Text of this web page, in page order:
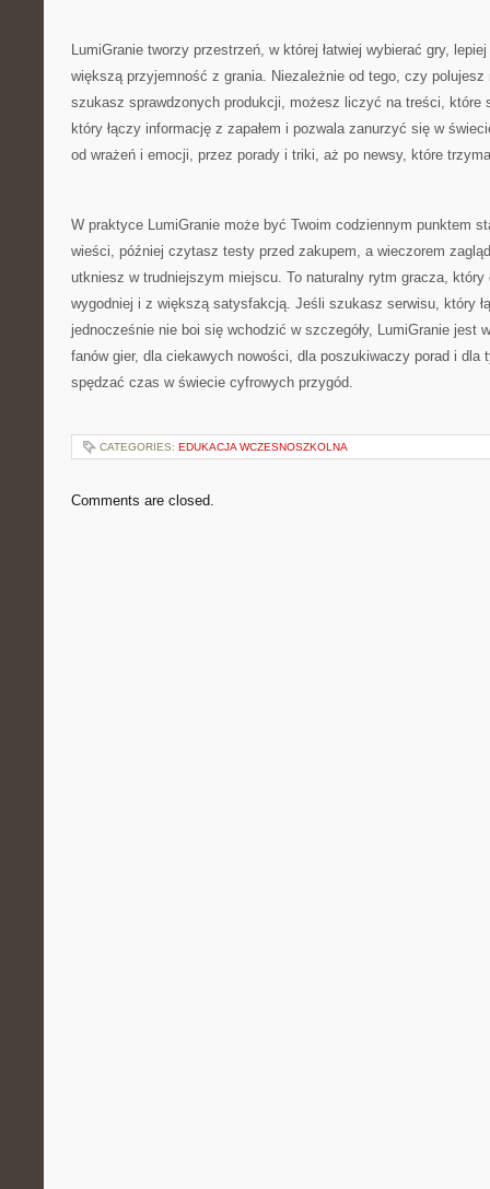
LumiGranie tworzy przestrzeń, w której łatwiej wybierać gry,
większą przyjemność z grania. Niezależnie od tego, czy polujesz
szukasz sprawdzonych produkcji, możesz liczyć na treści, które
który łączy informację z zapałem i pozwala zanurzyć się w
od wrażeń i emocji, przez porady i triki, aż po newsy, które
W praktyce LumiGranie może być Twoim codziennym punktem
wieści, później czytasz testy przed zakupem, a wieczorem
utkniesz w trudniejszym miejscu. To naturalny rytm gracza, który
wygodniej i z większą satysfakcją. Jeśli szukasz serwisu, który
jednocześnie nie boi się wchodzić w szczegóły, LumiGranie jest
fanów gier, dla ciekawych nowości, dla poszukiwaczy porad i dla
spędzać czas w świecie cyfrowych przygód.
CATEGORIES: EDUKACJA WCZESNOSZKOLNA
Comments are closed.